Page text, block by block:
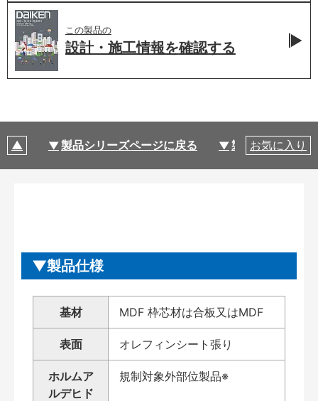
この製品の
設計・施工情報を確認する
製品シリーズページに戻る 製品仕様
お気に入り
製品仕様
基材 MDF 枠芯材は合板又はMDF
表面 オレフィンシート張り
ホルムア
ルデヒド
規制対象外部位製品※